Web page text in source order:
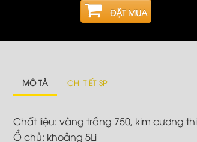
ĐẶT MUA
MÔ TẢ CHI TIẾT SP
Chất liệu: vàng trắng 750, kim cương
Ổ chủ: khoảng 5Li